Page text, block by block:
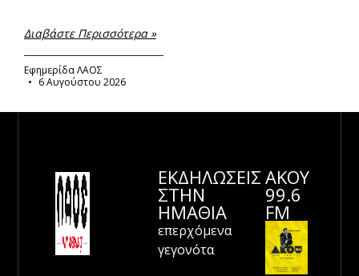
Διαβάστε Περισσότερα »
Εφημερίδα ΛΑΟΣ
6 Αυγούστου 2026
ΕΚΔΗΛΩΣΕΙΣ
ΣΤΗΝ
ΗΜΑΘΊΑ
επερχόμενα
γεγονότα
ΑΚΟΥ
99.6
FM